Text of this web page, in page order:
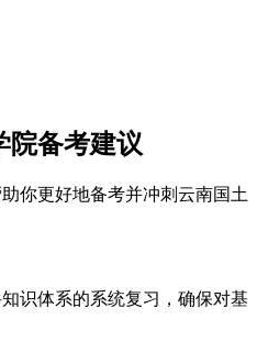
院备考建议
你更好地备考并冲刺云南国土
识体系的系统复习，确保对基